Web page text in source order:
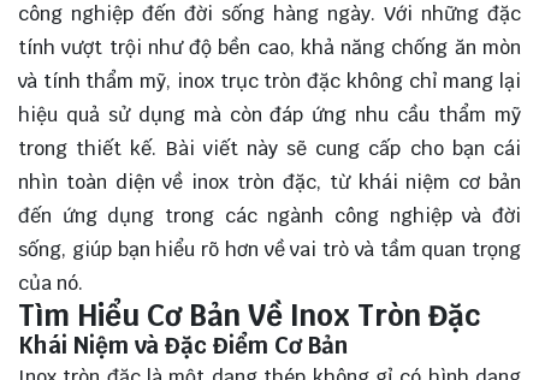
công nghiệp đến đời sống hàng ngày. Với những đặc
tính vượt trội như độ bền cao, khả năng chống ăn mòn
và tính thẩm mỹ, inox trục tròn đặc không chỉ mang lại
hiệu quả sử dụng mà còn đáp ứng nhu cầu thẩm mỹ
trong thiết kế. Bài viết này sẽ cung cấp cho bạn cái
nhìn toàn diện về inox tròn đặc, từ khái niệm cơ bản
đến ứng dụng trong các ngành công nghiệp và đời
sống, giúp bạn hiểu rõ hơn về vai trò và tầm quan trọng
của nó.
Tìm Hiểu Cơ Bản Về Inox Tròn Đặc
Khái Niệm và Đặc Điểm Cơ Bản